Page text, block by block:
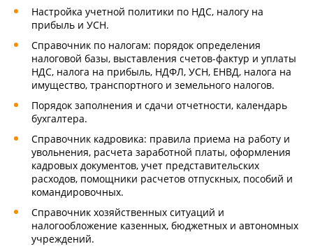
Настройка учетной политики по НДС, налогу на
прибыль и УСН.
Справочник по налогам: порядок определения
налоговой базы, выставления счетов-фактур и уплаты
НДС, налога на прибыль, НДФЛ, УСН, ЕНВД, налога на
имущество, транспортного и земельного налогов.
Порядок заполнения и сдачи отчетности, календарь
бухгалтера.
Справочник кадровика: правила приема на работу и
увольнения, расчета заработной платы, оформления
кадровых документов, учет представительских
расходов, помощники расчетов отпускных, пособий и
командировочных.
Справочник хозяйственных ситуаций и
налогообложение казенных, бюджетных и автономных
учреждений.